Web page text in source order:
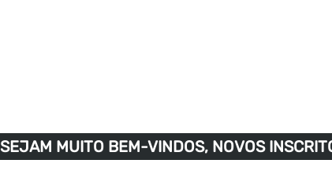
SEJAM MUITO BEM-VINDOS, NOVOS